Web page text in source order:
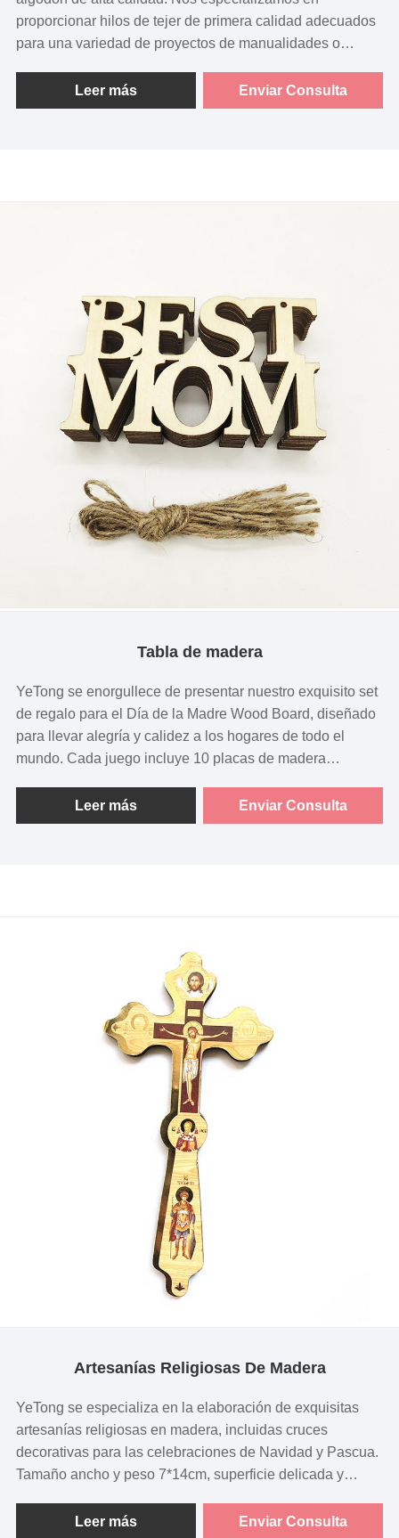
proporcionar hilos de tejer de primera calidad adecuados
para una variedad de proyectos de manualidades o
satisfacción del cliente nos distingue en la industria.
Centrándose en materiales y artesanía superiores,
Leer más Enviar Consulta
Tabla de madera
YeTong se enorgullece de presentar nuestro exquisito set
de regalo para el Día de la Madre Wood Board, diseñado
para llevar alegría y calidez a los hogares de todo el
mundo. Cada juego incluye 10 placas de madera
Leer más
Enviar Consulta
Artesanías Religiosas De Madera
YeTong se especializa en la elaboración de exquisitas
artesanías religiosas en madera, incluidas cruces
decorativas para las celebraciones de Navidad y Pascua.
Tamaño ancho y peso 7*14cm, superficie delicada y
Leer más
Enviar Consulta